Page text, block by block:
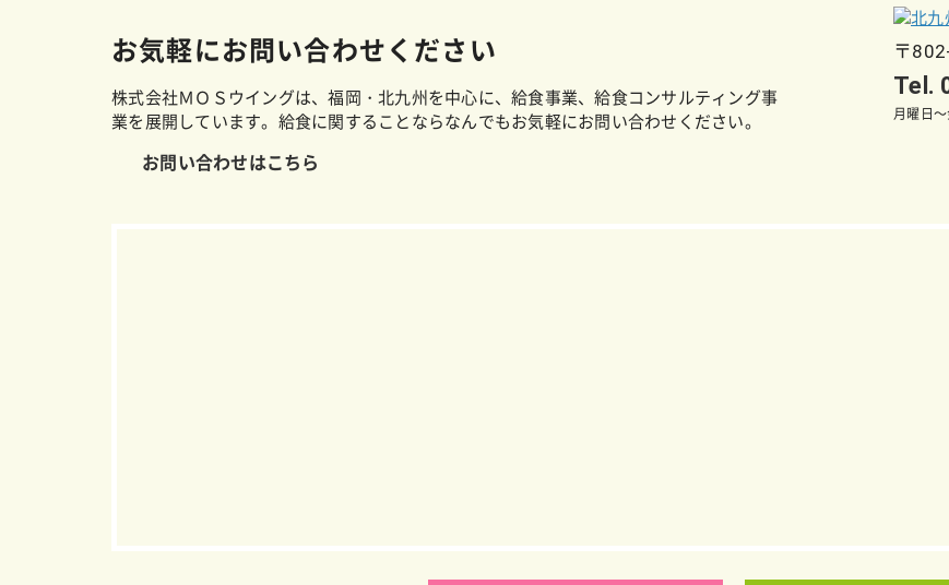
お気軽にお問い合わせください
株式会社ＭＯＳウイングは、福岡・北九州を中心に、給食事業、給食コンサルティング事
業を展開しています。給食に関することならなんでもお気軽にお問い合わせください。
お問い合わせはこちら
〒
Tel.
月曜日